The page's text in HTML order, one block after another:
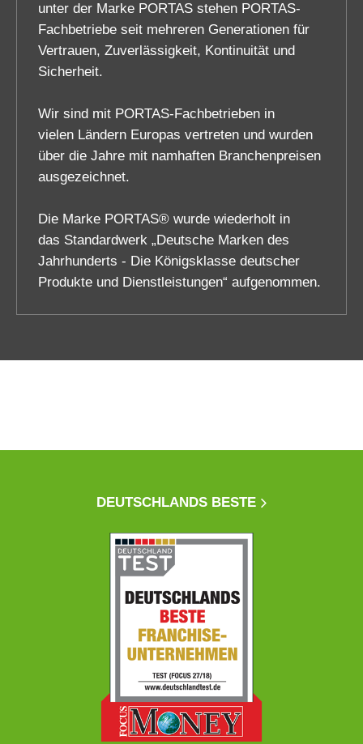
unter der Marke PORTAS stehen PORTAS-
Fachbetriebe seit mehreren Generationen für
Vertrauen, Zuverlässigkeit, Kontinuität und
Sicherheit.
Wir sind mit PORTAS-Fachbetrieben in
vielen Ländern Europas vertreten und wurden
über die Jahre mit namhaften Branchenpreisen
ausgezeichnet.
Die Marke PORTAS® wurde wiederholt in
das Standardwerk „Deutsche Marken des
Jahrhunderts - Die Königsklasse deutscher
Produkte und Dienstleistungen“ aufgenommen.
DEUTSCHLANDS BESTE